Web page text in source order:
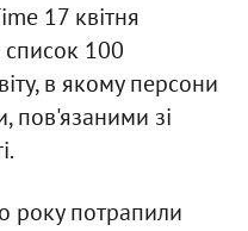
17 квітня
список 100
в якому персони
пов'язаними зі
року потрапили